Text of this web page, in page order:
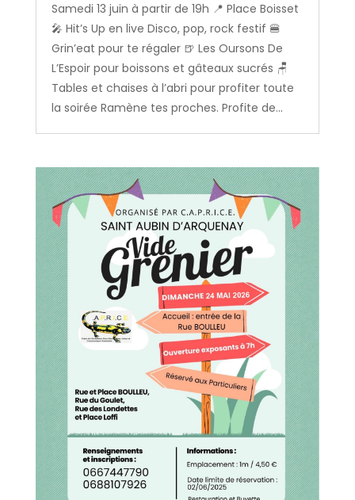
Samedi 13 juin à partir de 19h 📍 Place Boisset
🎤 Hit’s Up en live Disco, pop, rock festif 🍔
Grin’eat pour te régaler 🍺 Les Oursons De
L’Espoir pour boissons et gâteaux sucrés 🪑
Tables et chaises à l’abri pour profiter toute
la soirée Ramène tes proches. Profite de...